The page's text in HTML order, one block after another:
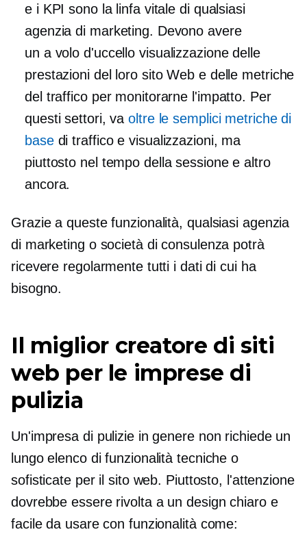
e i KPI sono la linfa vitale di qualsiasi
agenzia di marketing. Devono avere
un a volo d'uccello visualizzazione delle
prestazioni del loro sito Web e delle metriche
del traffico per monitorarne l'impatto. Per
questi settori, vaoltre le semplici metriche di
basedi traffico e visualizzazioni, ma
piuttosto nel tempo della sessione e altro
ancora.
Grazie a queste funzionalità, qualsiasi agenzia
di marketing o società di consulenza potrà
ricevere regolarmente tutti i dati di cui ha
bisogno.
Il miglior creatore di siti
web per le imprese di
pulizia
Un'impresa di pulizie in genere non richiede un
lungo elenco di funzionalità tecniche o
sofisticate per il sito web. Piuttosto, l'attenzione
dovrebbe essere rivolta a un design chiaro e
facile da usare con funzionalità come: